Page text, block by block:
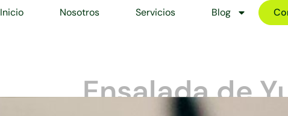
Inicio Nosotros Servicios Blog
Ensalada de
La ensalada de yuca y pesto es una opción única y